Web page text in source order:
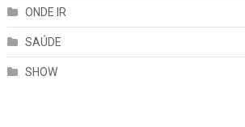
ONDE IR
SAÚDE
SHOW